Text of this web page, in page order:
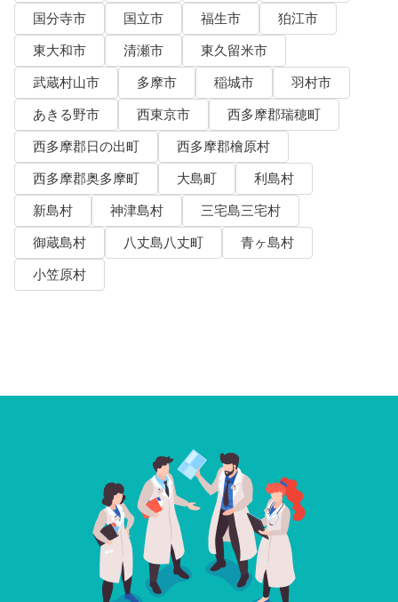
国分寺市
国立市 福生市
狛江市
東大和市
清瀬市
東久留米市
武蔵村山市
多摩市 稲城市
羽村市
あきる野市
西東京市
西多摩郡瑞穂町
西多摩郡日の出町
西多摩郡檜原村
西多摩郡奥多摩町
大島町
利島村
新島村
神津島村
三宅島三宅村
御蔵島村
八丈島八丈町
青ヶ島村
小笠原村